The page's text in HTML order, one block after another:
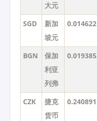
大元
SGD
新加
坡元
0.014622
BGN
保加
利亚
列弗
0.019385
CZK
捷克
货币
0.240891